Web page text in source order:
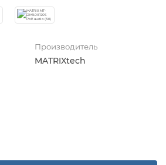
Производитель
MATRIXtech